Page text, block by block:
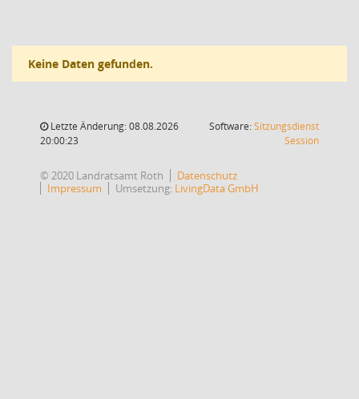
Keine Daten gefunden.
Letzte Änderung: 08.08.2026
20:00:23
Software:Sitzungsdienst
Session(Wird in
© 2020 Landratsamt Roth
Datenschutz
Impressum
Umsetzung: LivingData GmbH